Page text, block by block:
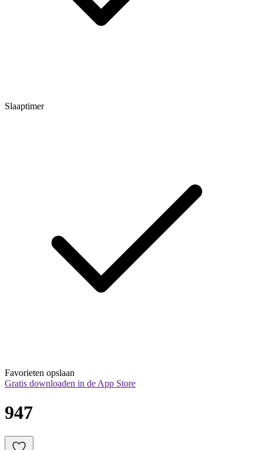
Slaaptimer
Favorieten opslaan
Gratis downloaden in de App Store
947